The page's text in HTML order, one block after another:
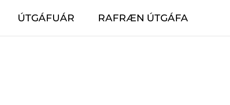
ÚTGÁFUÁR RAFRÆN ÚTGÁFA